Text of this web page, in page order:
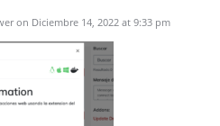
on Diciembre 14, 2022 at 9:33 pm